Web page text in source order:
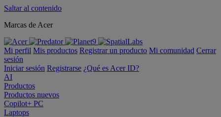
Saltar al contenido
Marcas de Acer
Mi perfil Mis productos Registrar un producto Mi comunidad Cerrar
sesión
Iniciar sesión Registrarse ¿Qué es Acer ID?
AI
Productos
Productos nuevos
Copilot+ PC
Laptops